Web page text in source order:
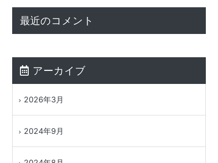
最近のコメント
アーカイブ
2026年3月
2024年9月